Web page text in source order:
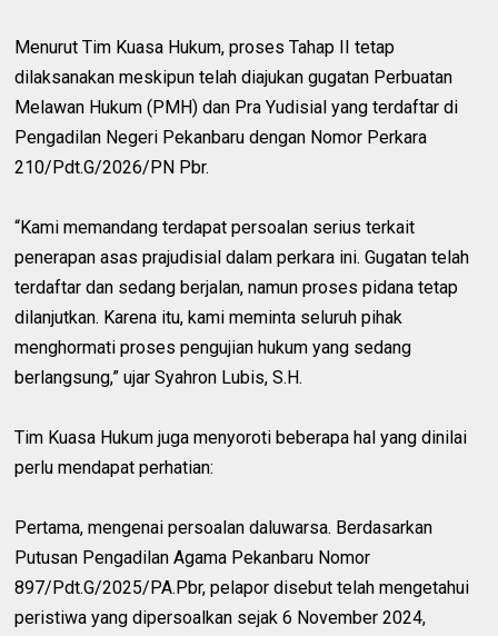
Menurut Tim Kuasa Hukum, proses Tahap II tetap
dilaksanakan meskipun telah diajukan gugatan Perbuatan
Melawan Hukum (PMH) dan Pra Yudisial yang terdaftar di
Pengadilan Negeri Pekanbaru dengan Nomor Perkara
210/Pdt.G/2026/PN Pbr.
“Kami memandang terdapat persoalan serius terkait
penerapan asas prajudisial dalam perkara ini. Gugatan telah
terdaftar dan sedang berjalan, namun proses pidana tetap
dilanjutkan. Karena itu, kami meminta seluruh pihak
menghormati proses pengujian hukum yang sedang
berlangsung,” ujar Syahron Lubis, S.H.
Tim Kuasa Hukum juga menyoroti beberapa hal yang dinilai
perlu mendapat perhatian:
Pertama, mengenai persoalan daluwarsa. Berdasarkan
Putusan Pengadilan Agama Pekanbaru Nomor
897/Pdt.G/2025/PA.Pbr, pelapor disebut telah mengetahui
peristiwa yang dipersoalkan sejak 6 November 2024,